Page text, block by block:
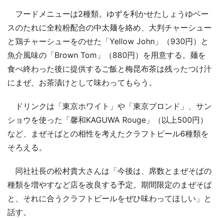
フードメニューは2種類。ゆずを利かせたしょうゆベー
スのたれに全粒粉配合の中太麺を絡め、大判チャーシュー
と鶏チャーシューをのせた「Yellow John」（930円）と
魚介風味の「Brown Tom」（880円）を用意する。麺を
食べ終わった後に提供するご飯と梅昆布茶は残ったつけ汁
にまぜ、お茶漬けとして味わってもらう。
ドリンクは「東京ホワイト」や「東京ブロンド」、サン
ショウを使った「馨和KAGUWA Rouge」（以上500円）
など、まぜそばとの相性を考えたクラフトビール6種類を
そろえる。
同社社長の松村貴大さんは「今後は、席数とまぜそばの
種類を増やすなど店を改良する予定。期間限定のまぜそば
と、それに合うクラフトビールをぜひ味わってほしい」と
話す。